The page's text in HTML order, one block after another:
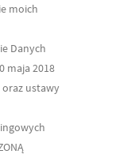
moich
Danych
maja 2018
ustawy